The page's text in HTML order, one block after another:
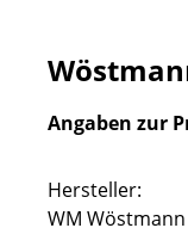
Angaben zur
Hersteller:
WM